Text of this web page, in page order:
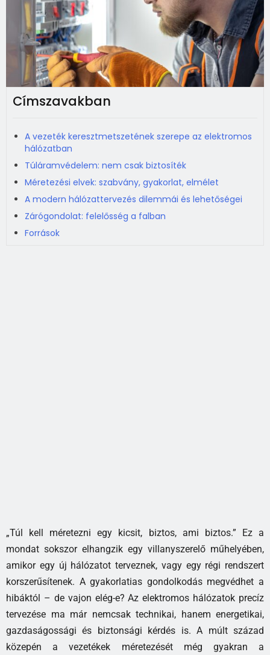
Címszavakban
A vezeték keresztmetszetének szerepe az elektromos
hálózatban
Túláramvédelem: nem csak biztosíték
Méretezési elvek: szabvány, gyakorlat, elmélet
A modern hálózattervezés dilemmái és lehetőségei
Zárógondolat: felelősség a falban
Források
„Túl kell méretezni egy kicsit, biztos, ami biztos.” Ez a
mondat sokszor elhangzik egy villanyszerelő műhelyében,
amikor egy új hálózatot terveznek, vagy egy régi rendszert
korszerűsítenek. A gyakorlatias gondolkodás megvédhet a
hibáktól – de vajon elég-e? Az elektromos hálózatok precíz
tervezése ma már nemcsak technikai, hanem energetikai,
gazdaságossági és biztonsági kérdés is. A múlt század
közepén a vezetékek méretezését még gyakran a